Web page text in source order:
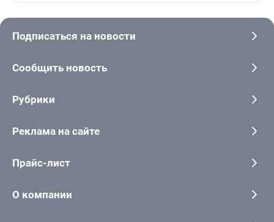
Подписаться на новости
Сообщить новость
Рубрики
Реклама на сайте
Прайс-лист
О компании